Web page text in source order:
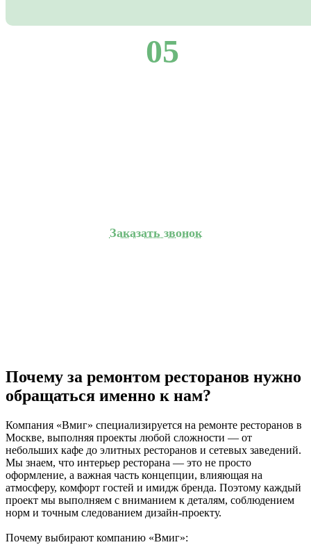
05
Заказать звонок
Почему за ремонтом ресторанов нужно
обращаться именно к нам?
Компания «Вмиг» специализируется на ремонте ресторанов в
Москве, выполняя проекты любой сложности — от
небольших кафе до элитных ресторанов и сетевых заведений.
Мы знаем, что интерьер ресторана — это не просто
оформление, а важная часть концепции, влияющая на
атмосферу, комфорт гостей и имидж бренда. Поэтому каждый
проект мы выполняем с вниманием к деталям, соблюдением
норм и точным следованием дизайн-проекту.
Почему выбирают компанию «Вмиг»: